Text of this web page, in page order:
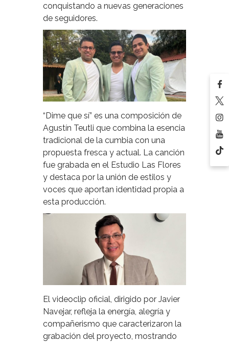
conquistando a nuevas generaciones
de seguidores.
“Dime que sí” es una composición de
Agustín Teutli que combina la esencia
tradicional de la cumbia con una
propuesta fresca y actual. La canción
fue grabada en el Estudio Las Flores
y destaca por la unión de estilos y
voces que aportan identidad propia a
esta producción.
El videoclip oficial, dirigido por Javier
Navejar, refleja la energía, alegría y
compañerismo que caracterizaron la
grabación del proyecto, mostrando